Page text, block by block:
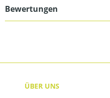
Bewertungen
ÜBER UNS